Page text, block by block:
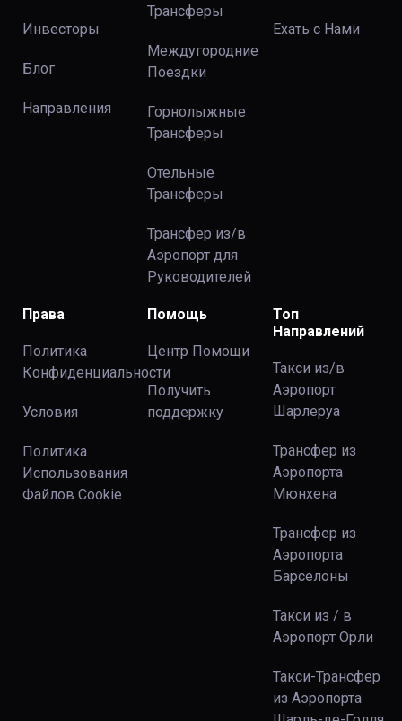
Инвесторы
Блог
Направления
Трансферы
Междугородние
Поездки
Горнолыжные
Трансферы
Отельные
Трансферы
Трансфер из/в
Аэропорт для
Руководителей
Ехать с Нами
Права
Политика
Конфиденциальности
Условия
Политика
Использования
Файлов Сookie
Помощь
Центр Помощи
Получить
поддержку
Топ
Направлений
Такси из/в
Аэропорт
Шарлеруа
Трансфер из
Аэропорта
Мюнхена
Трансфер из
Аэропорта
Барселоны
Такси из / в
Аэропорт Орли
Такси-Трансфер
из Аэропорта